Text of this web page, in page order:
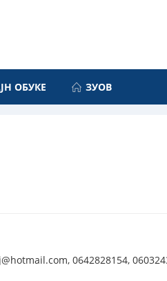
ОБУКЕ ЗУОВ
0642828154,